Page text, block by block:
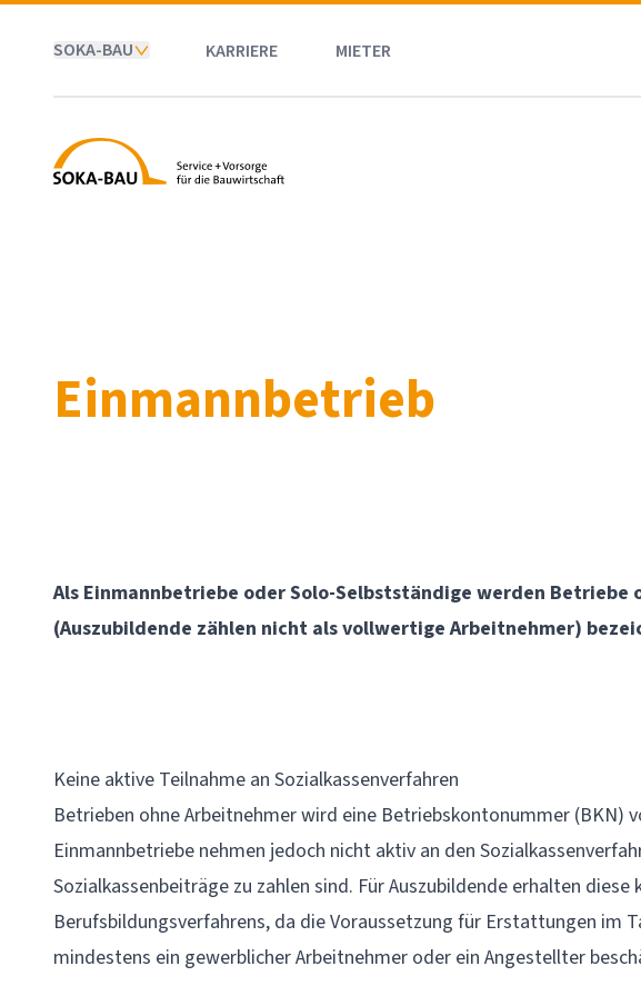
SOKA-BAU KARRIERE MIETER
SOKA-BAU
Einmannbetrieb
Als Einmannbetriebe oder Solo-Selbstständige werden Betriebe
(Auszubildende zählen nicht als vollwertige Arbeitnehmer)
Keine aktive Teilnahme an Sozialkassenverfahren
Betrieben ohne Arbeitnehmer wird eine Betriebskontonummer (BKN)
Einmannbetriebe nehmen jedoch nicht aktiv an den
Sozialkassenbeiträge zu zahlen sind. Für Auszubildende erhalten
Berufsbildungsverfahrens, da die Voraussetzung für Erstattungen im
mindestens ein gewerblicher Arbeitnehmer oder ein Angestellter